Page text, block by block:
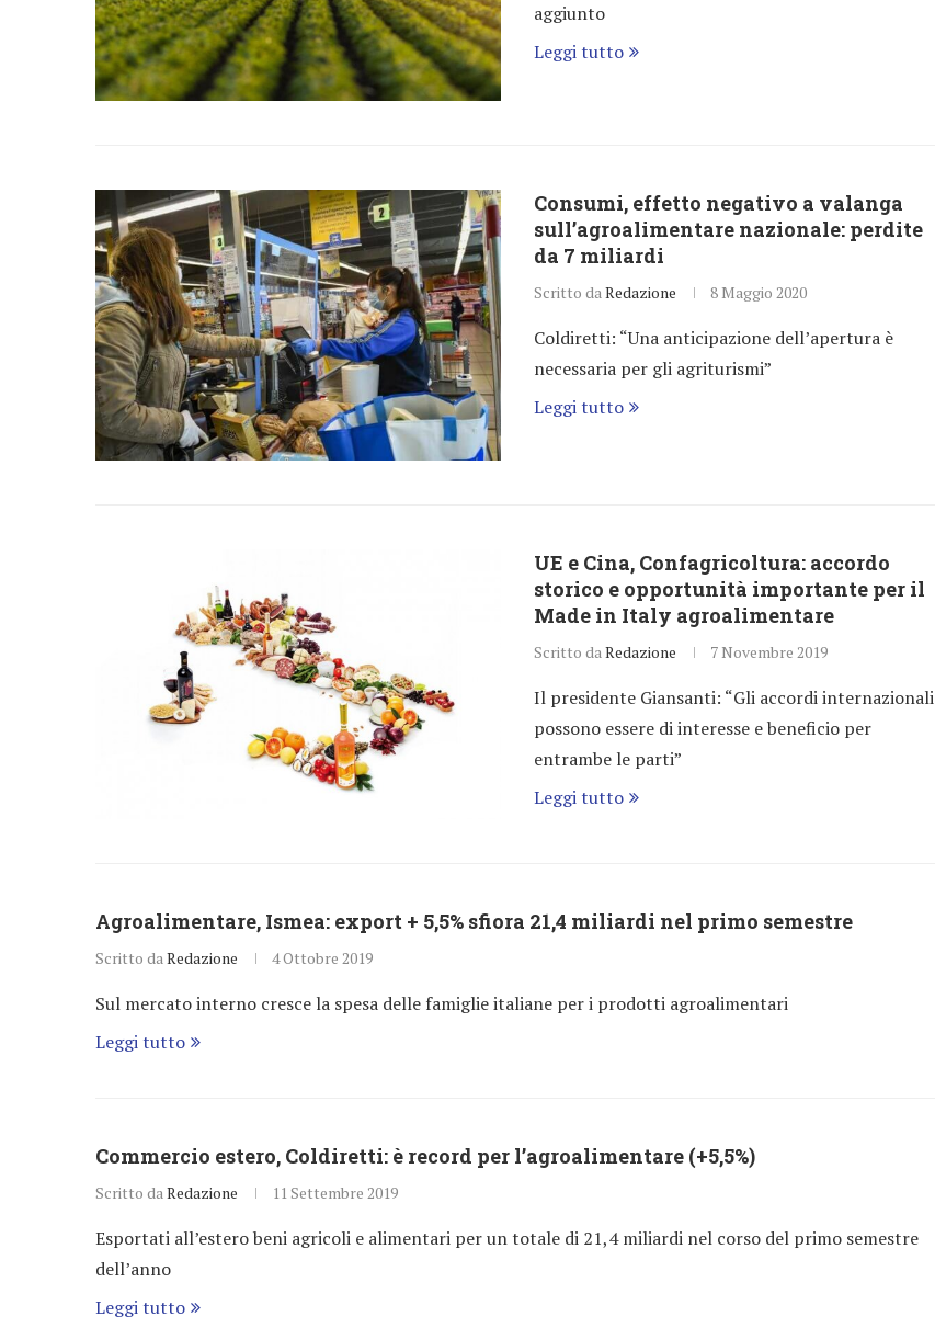
aggiunto
Leggi tutto
Consumi, effetto negativo a valanga
sull’agroalimentare nazionale: perdite
da 7 miliardi
Scritto daRedazione 8 Maggio 2020
Coldiretti: “Una anticipazione dell’apertura è
necessaria per gli agriturismi”
Leggi tutto
UE e Cina, Confagricoltura: accordo
storico e opportunità importante per il
Made in Italy agroalimentare
Scritto da Redazione 7 Novembre 2019
Il presidente Giansanti: “Gli accordi internazionali
possono essere di interesse e beneficio per
entrambe le parti”
Leggi tutto
Agroalimentare, Ismea: export + 5,5% sfiora 21,4 miliardi nel primo semestre
Scritto daRedazione 4 Ottobre 2019
Sul mercato interno cresce la spesa delle famiglie italiane per i prodotti agroalimentari
Leggi tutto
Commercio estero, Coldiretti: è record per l’agroalimentare (+5,5%)
Scritto daRedazione 11 Settembre 2019
Esportati all’estero beni agricoli e alimentari per un totale di 21,4 miliardi nel corso del primo semestre
dell’anno
Leggi tutto